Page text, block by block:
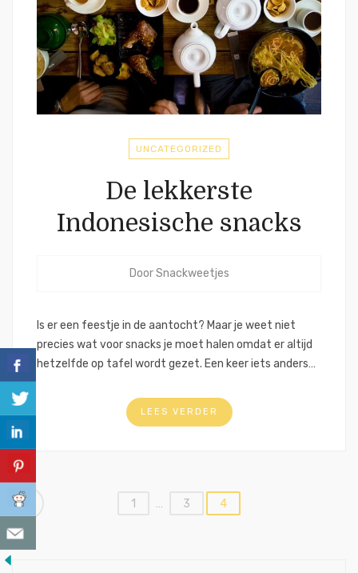
UNCATEGORIZED
De lekkerste
Indonesische snacks
DoorSnackweetjes
Is er een feestje in de aantocht? Maar je weet niet
precies wat voor snacks je moet halen omdat er altijd
hetzelfde op tafel wordt gezet. Een keer iets anders…
LEES VERDER
Berichtnavigatie
1 … 3 4